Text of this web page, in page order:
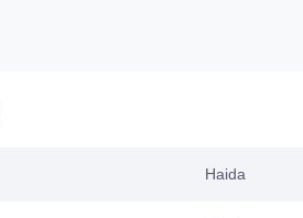
Haida